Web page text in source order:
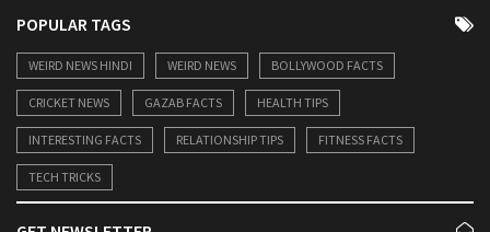
POPULAR TAGS
WEIRD NEWS HINDI WEIRD NEWS BOLLYWOOD FACTS
CRICKET NEWS GAZAB FACTS HEALTH TIPS
INTERESTING FACTS RELATIONSHIP TIPS FITNESS FACTS
TECH TRICKS